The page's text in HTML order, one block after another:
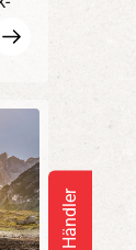
erfahren
Händler